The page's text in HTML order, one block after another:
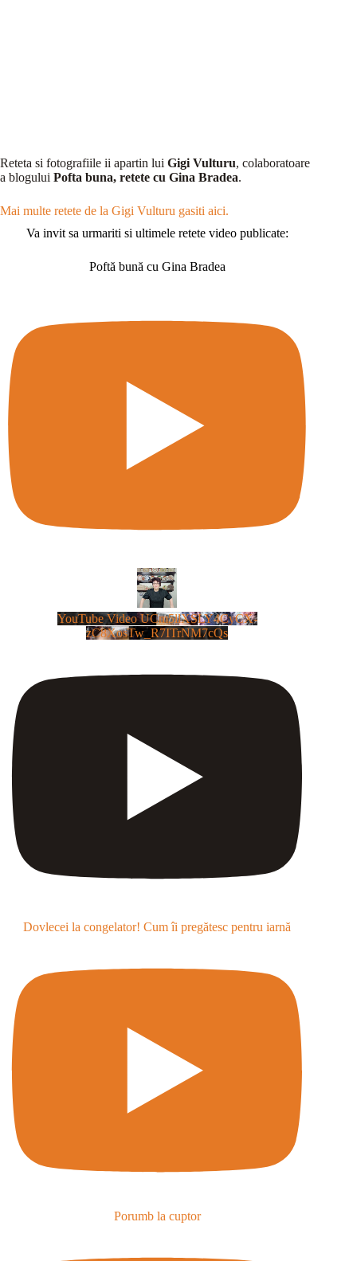
Reteta si fotografiile ii apartin lui Gigi Vulturu, colaboratoare
a blogului Pofta buna, retete cu Gina Bradea.
Mai multe retete de la Gigi Vulturu gasiti aici.
Va invit sa urmariti si ultimele retete video publicate:
Poftă bună cu Gina Bradea
YouTube Video UCm5llXSLY4CyCX-
zC8XosTw_R7ITrNM7cQs
Dovlecei la congelator! Cum îi pregătesc pentru iarnă
Porumb la cuptor